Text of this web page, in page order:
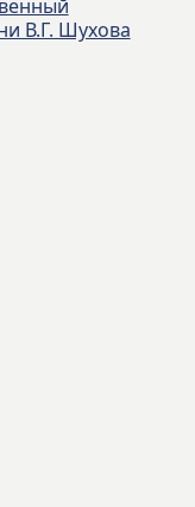
В.Г. Шухова